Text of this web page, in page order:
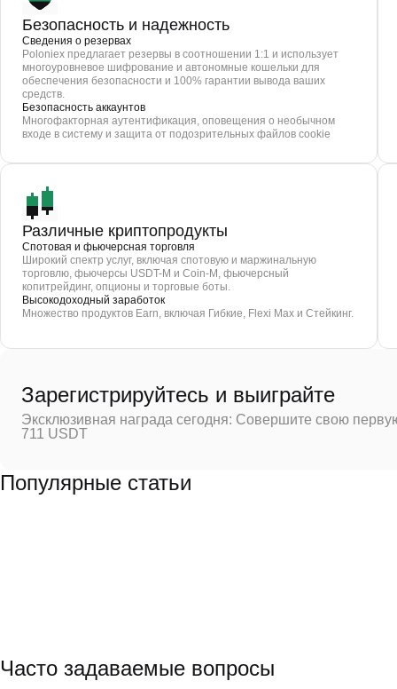
Безопасность и надежность
Сведения о резервах
Poloniex предлагает резервы в соотношении 1:1 и использует
многоуровневое шифрование и автономные кошельки для
обеспечения безопасности и 100% гарантии вывода ваших
средств.
Безопасность аккаунтов
Многофакторная аутентификация, оповещения о необычном
входе в систему и защита от подозрительных файлов cookie
Различные криптопродукты
Спотовая и фьючерсная торговля
Широкий спектр услуг, включая спотовую и маржинальную
торговлю, фьючерсы USDT-M и Coin-M, фьючерсный
копитрейдинг, опционы и торговые боты.
Высокодоходный заработок
Множество продуктов Earn, включая Гибкие, Flexi Max и Стейкинг.
Зарегистрируйтесь и выиграйте
Эксклюзивная награда сегодня: Совершите свою
711 USDT
Популярные статьи
Часто задаваемые вопросы